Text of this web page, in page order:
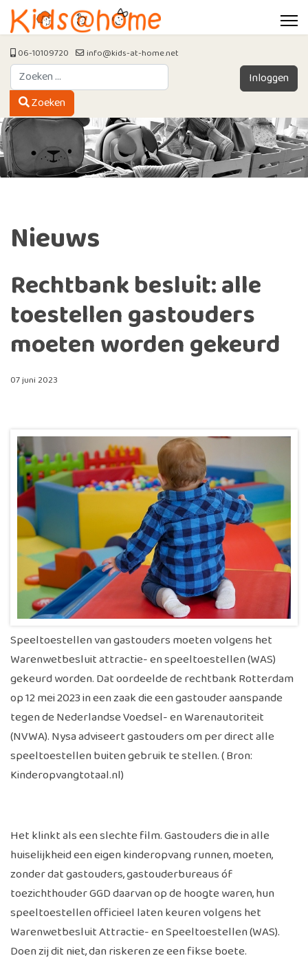
06-10109720 info@kids-at-home.net
Zoeken
Type 2 or more characters for results.
Zoeken
Inloggen
Nieuws
Rechtbank besluit: alle
toestellen gastouders
moeten worden gekeurd
07 juni 2023
Speeltoestellen van gastouders moeten volgens het
Warenwetbesluit attractie- en speeltoestellen (WAS)
gekeurd worden. Dat oordeelde de rechtbank Rotterdam
op 12 mei 2023 in een zaak die een gastouder aanspande
tegen de Nederlandse Voedsel- en Warenautoriteit
(NVWA). Nysa adviseert gastouders om per direct alle
speeltoestellen buiten gebruik te stellen. ( Bron:
Kinderopvangtotaal.nl)
Het klinkt als een slechte film. Gastouders die in alle
huiselijkheid een eigen kinderopvang runnen, moeten,
zonder dat gastouders, gastouderbureaus óf
toezichthouder GGD daarvan op de hoogte waren, hun
speeltoestellen officieel laten keuren volgens het
Warenwetbesluit Attractie- en Speeltoestellen (WAS).
Doen zij dit niet, dan riskeren ze een fikse boete.